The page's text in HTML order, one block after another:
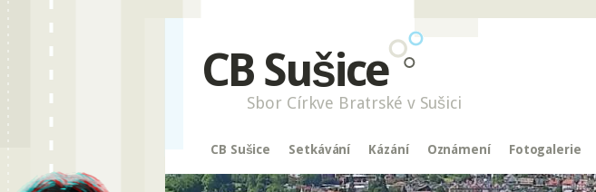
CB Sušice
Sbor Církve Bratrské v Sušici
CB Sušice Setkávání Kázání Oznámení Fotogalerie